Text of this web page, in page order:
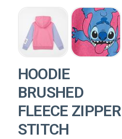
HOODIE
BRUSHED
FLEECE ZIPPER
STITCH